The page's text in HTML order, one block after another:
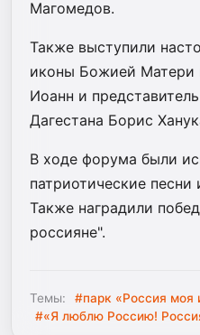
Магомедов.
Также выступили
иконы Божией Матери
Иоанн и
Дагестана Борис
В ходе форума были
патриотические
Также наградили
россияне".
Темы: #парк «Россия моя
#«Я люблю Россию!